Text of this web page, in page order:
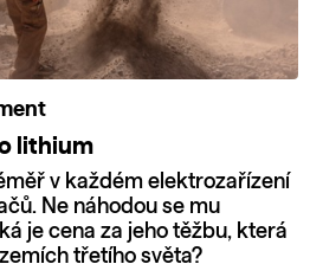
lithium
v každém elektrozařízení
Ne náhodou se mu
je cena za jeho těžbu, která
třetího světa?